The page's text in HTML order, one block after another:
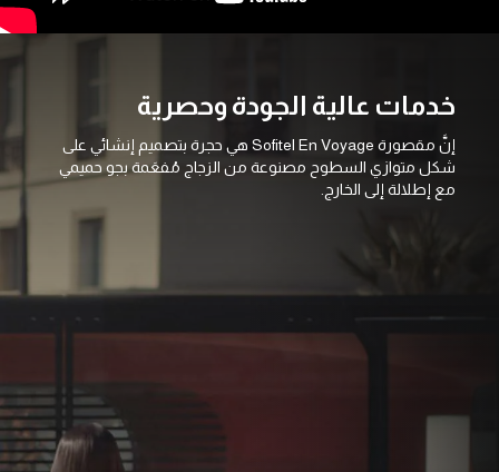
خدمات عالية الجودة وحصرية
إنَّ مقصورة Sofitel En Voyage هي حجرة بتصميم إنشائي على
شكل متوازي السطوح مصنوعة من الزجاج مُفعَمة بجو حميمي
مع إطلالة إلى الخارج.